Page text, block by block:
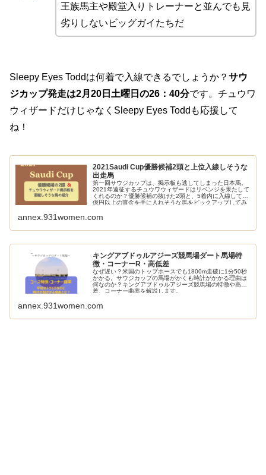
王族馬主や殿堂入りトレーナーと並んでも見
劣りしないビッグガイたちだ
Sleepy Eyes Toddは何着で入線できるでしょうか？ サウ
ジカップ発走は2月20日土曜日の26：40分です。チュウワ
ウィザードだけじゃなくSleepy Eyes Toddも応援して
ね！
2021Saudi Cup優勝候補2頭と上位入線しそうな
出走馬
第一回サウジカップは、掲示板も逃してしまった日本馬。
2021年遠征するチュウワウィザードはリベンジを果たして
くれるのか？優勝候補の抜けた2頭と、5着内に入線して1
億円以上の賞金を手に入れそうな馬をピックアップしてみ
annex.931women.com
キングアブドゥルアジーズ競馬場ダート馬場特
徴・コーナーR・高低差
なぜ遅い？米国のトップホースでも1800m走破に1分50秒
かかる。サウジカップの馬場がかくも時計がかかる理由は
何なのか？キングアブドゥルアジーズ競馬場の特徴や高低
差、コーナー曲率を解説します。
annex.931women.com